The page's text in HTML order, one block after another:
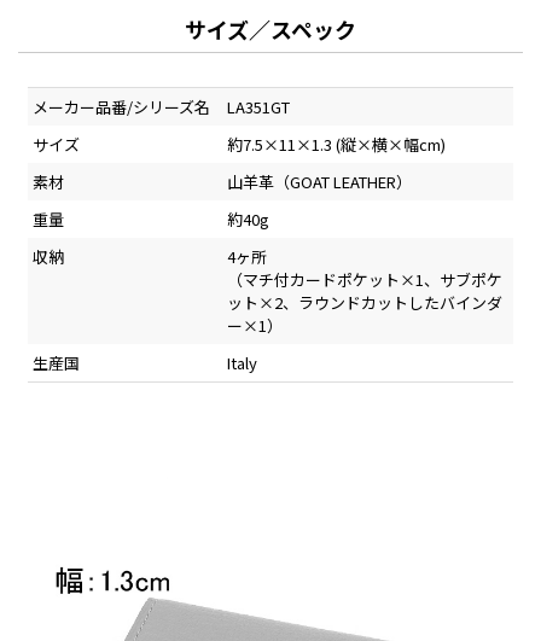
サイズ／スペック
メーカー品番/シリーズ名
LA351GT
サイズ
約7.5×11×1.3 (縦×横×幅cm)
素材
山羊革（GOAT LEATHER）
重量
約40g
収納
4ヶ所
（マチ付カードポケット×1、サブポケ
ット×2、ラウンドカットしたバインダ
ー×1）
生産国
Italy